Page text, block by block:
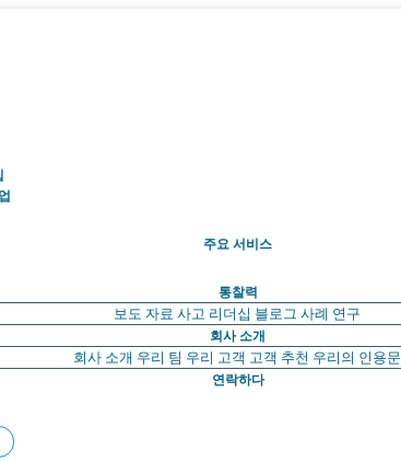
(현재의)
주요 서비스
통찰력
보도 자료 사고 리더십 블로그 사례 연구
회사 소개
회사 소개 우리 팀 우리 고객 고객 추천 우리의 인용문
연락하다